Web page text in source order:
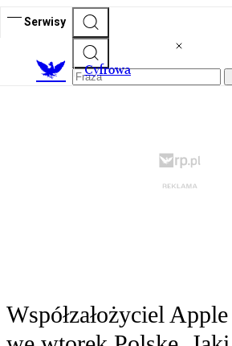
Serwisy
Cyfrowa
Współzałożyciel